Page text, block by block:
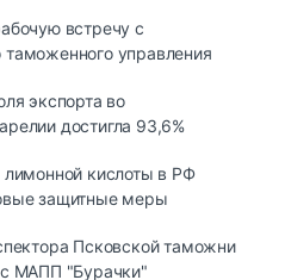
встречу с
таможенного управления
экспорта во
достигла 93,6%
лимонной кислоты в РФ
защитные меры
Псковской таможни
с МАПП "Бурачки"